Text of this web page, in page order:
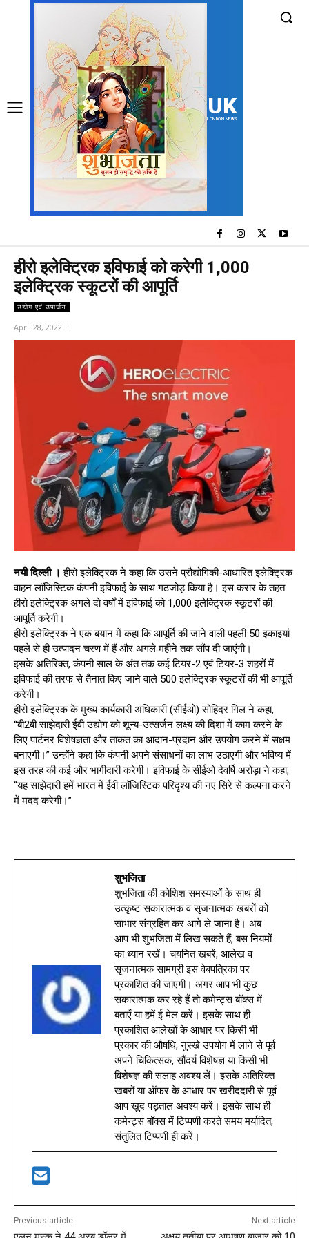
UK
LONDON NEWS
हीरो इलेक्ट्रिक इविफाई को करेगी 1,000
इलेक्ट्रिक स्कूटरों की आपूर्ति
उद्योग एवं उपार्जन
April 28, 2022
नयी दिल्ली । हीरो इलेक्ट्रिक ने कहा कि उसने प्रौद्योगिकी-आधारित इलेक्ट्रिक
वाहन लॉजिस्टिक कंपनी इविफाई के साथ गठजोड़ किया है। इस करार के तहत
हीरो इलेक्ट्रिक अगले दो वर्षों में इविफाई को 1,000 इलेक्ट्रिक स्कूटरों की
आपूर्ति करेगी।
हीरो इलेक्ट्रिक ने एक बयान में कहा कि आपूर्ति की जाने वाली पहली 50 इकाइयां
पहले से ही उत्पादन चरण में हैं और अगले महीने तक सौंप दी जाएंगी।
इसके अतिरिक्त, कंपनी साल के अंत तक कई टियर-2 एवं टियर-3 शहरों में
इविफाई की तरफ से तैनात किए जाने वाले 500 इलेक्ट्रिक स्कूटरों की भी आपूर्ति
करेगी।
हीरो इलेक्ट्रिक के मुख्य कार्यकारी अधिकारी (सीईओ) सोहिंदर गिल ने कहा,
“बी2बी साझेदारी ईवी उद्योग को शून्य-उत्सर्जन लक्ष्य की दिशा में काम करने के
लिए पार्टनर विशेषज्ञता और ताकत का आदान-प्रदान और उपयोग करने में सक्षम
बनाएगी।” उन्होंने कहा कि कंपनी अपने संसाधनों का लाभ उठाएगी और भविष्य में
इस तरह की कई और भागीदारी करेगी। इविफाई के सीईओ देवर्षि अरोड़ा ने कहा,
“यह साझेदारी हमें भारत में ईवी लॉजिस्टिक परिदृश्य की नए सिरे से कल्पना करने
में मदद करेगी।”
शुभजिता
शुभजिता की कोशिश समस्याओं के साथ ही
उत्कृष्ट सकारात्मक व सृजनात्मक खबरों को
साभार संग्रहित कर आगे ले जाना है। अब
आप भी शुभजिता में लिख सकते हैं, बस नियमों
का ध्यान रखें। चयनित खबरें, आलेख व
सृजनात्मक सामग्री इस वेबपत्रिका पर
प्रकाशित की जाएगी। अगर आप भी कुछ
सकारात्मक कर रहे हैं तो कमेन्ट्स बॉक्स में
बताएँ या हमें ई मेल करें। इसके साथ ही
प्रकाशित आलेखों के आधार पर किसी भी
प्रकार की औषधि, नुस्खे उपयोग में लाने से पूर्व
अपने चिकित्सक, सौंदर्य विशेषज्ञ या किसी भी
विशेषज्ञ की सलाह अवश्य लें। इसके अतिरिक्त
खबरों या ऑफर के आधार पर खरीददारी से पूर्व
आप खुद पड़ताल अवश्य करें। इसके साथ ही
कमेन्ट्स बॉक्स में टिप्पणी करते समय मर्यादित,
संतुलित टिप्पणी ही करें।
Previous article Next article